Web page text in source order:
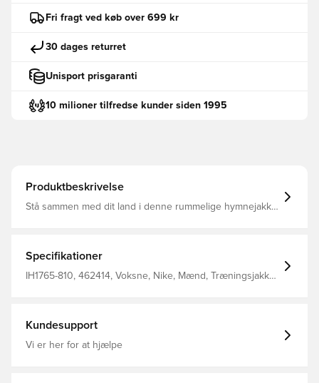
Fri fragt ved køb over 699 kr
30 dages returret
Unisport prisgaranti
10 milioner tilfredse kunder siden 1995
Produktbeskrivelse
Stå sammen med dit land i denne rummelige hymnejakke
fordampning og hjælper dig med at holde dig tør og
behagelig Gennemsigtigt design giver dig mulighed for at
vise din trøje nedenunder Lynlås i fuld længde
Specifikationer
IH1765-810, 462414, Voksne, Nike, Mænd, Træningsjakke,
Kundesupport
Vi er her for at hjælpe